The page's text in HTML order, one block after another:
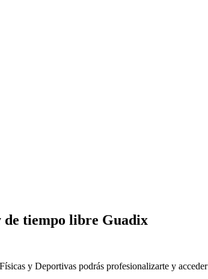
tiempo libre Guadix
y Deportivas podrás profesionalizarte y